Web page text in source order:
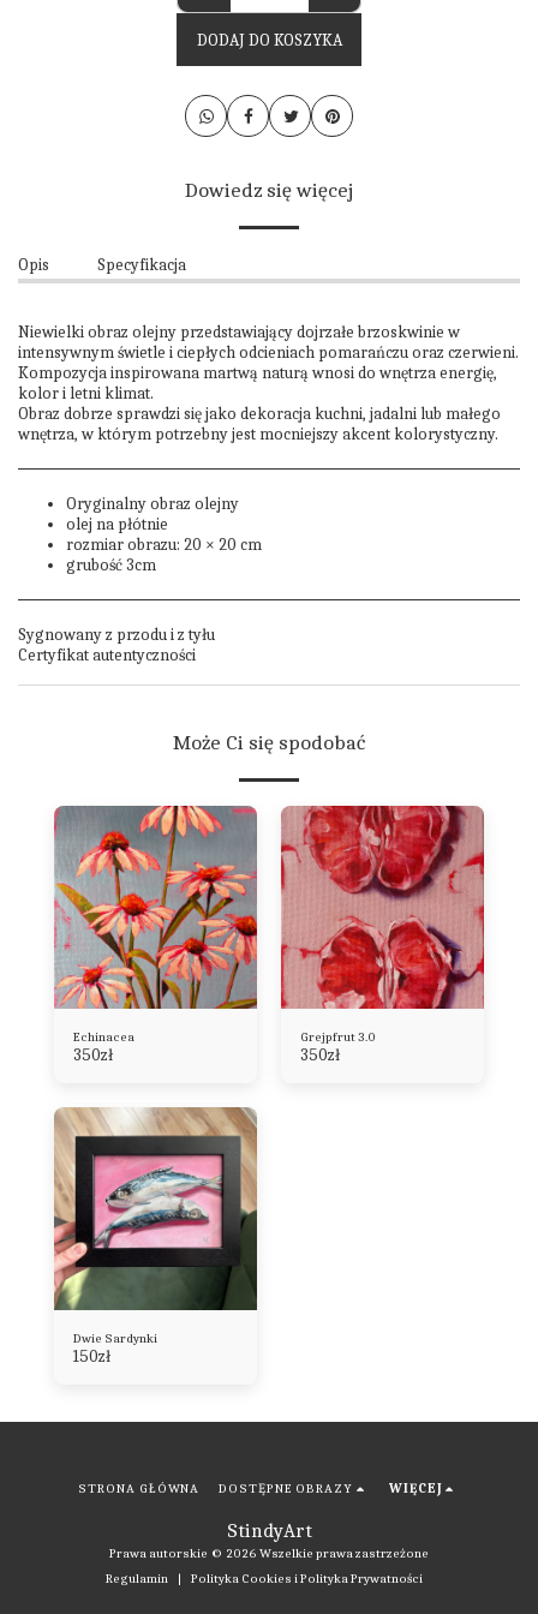
DODAJ DO KOSZYKA
Dowiedz się więcej
Opis Specyfikacja
Niewielki obraz olejny przedstawiający dojrzałe brzoskwinie w
intensywnym świetle i ciepłych odcieniach pomarańczu oraz czerwieni.
Kompozycja inspirowana martwą naturą wnosi do wnętrza energię,
kolor i letni klimat.
Obraz dobrze sprawdzi się jako dekoracja kuchni, jadalni lub małego
wnętrza, w którym potrzebny jest mocniejszy akcent kolorystyczny.
Oryginalny obraz olejny
olej na płótnie
rozmiar obrazu: 20 × 20 cm
grubość 3cm
Sygnowany z przodu i z tyłu
Certyfikat autentyczności
Może Ci się spodobać
Echinacea
350zł
Grejpfrut 3.0
350zł
Dwie Sardynki
150zł
StindyArt
Prawa autorskie © 2026 Wszelkie prawa zastrzeżone
Regulamin | Polityka Cookies i Polityka Prywatności
STRONA GŁÓWNA DOSTĘPNE OBRAZY WIĘCEJ